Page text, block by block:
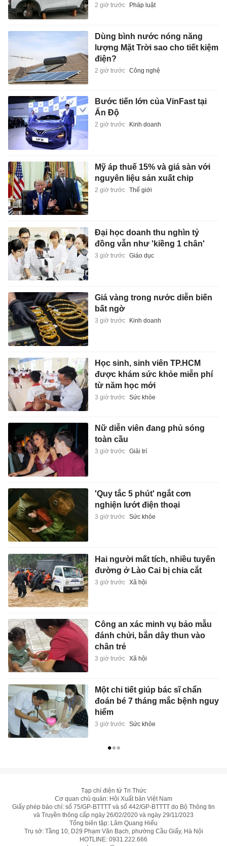
2 giờ trước Pháp luật
Dùng bình nước nóng năng
lượng Mặt Trời sao cho tiết kiệm
điện?
2 giờ trước Công nghệ
Bước tiến lớn của VinFast tại
Ấn Độ
2 giờ trước Kinh doanh
Mỹ áp thuế 15% và giá sàn với
nguyên liệu sản xuất chip
2 giờ trước Thế giới
Đại học doanh thu nghìn tỷ
đồng vẫn như 'kiềng 1 chân'
3 giờ trước Giáo dục
Giá vàng trong nước diễn biến
bất ngờ
3 giờ trước Kinh doanh
Học sinh, sinh viên TP.HCM
được khám sức khỏe miễn phí
từ năm học mới
3 giờ trước Sức khỏe
Nữ diễn viên đang phủ sóng
toàn cầu
3 giờ trước Giải trí
'Quy tắc 5 phút' ngắt cơn
nghiện lướt điện thoại
3 giờ trước Sức khỏe
Hai người mất tích, nhiều tuyến
đường ở Lào Cai bị chia cắt
3 giờ trước Xã hội
Công an xác minh vụ bảo mẫu
đánh chửi, bắn dây thun vào
chân trẻ
3 giờ trước Xã hội
Một chi tiết giúp bác sĩ chẩn
đoán bé 7 tháng mắc bệnh nguy
hiểm
3 giờ trước Sức khỏe
Tạp chí điện tử Tri Thức
Cơ quan chủ quản: Hội Xuất bản Việt Nam
Giấy phép báo chí: số 75/GP-BTTTT và số 442/GP-BTTTT do Bộ Thông tin
và Truyền thông cấp ngày 26/02/2020 và ngày 29/11/2023
Tổng biên tập: Lâm Quang Hiếu
Trụ sở: Tầng 10, D29 Phạm Văn Bạch, phường Cầu Giấy, Hà Nội
HOTLINE: 0931.222.666